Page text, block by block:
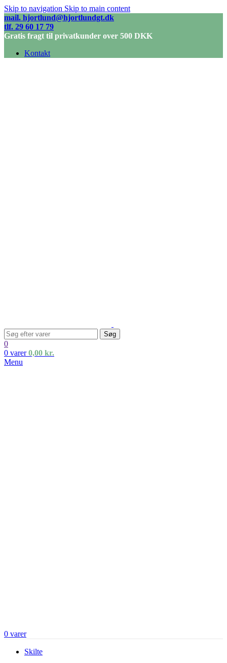
Skip to navigation Skip to main content
mail. hjortlund@hjortlundgt.dk
tlf. 29 60 17 79
Gratis fragt til privatkunder over 500 DKK
Kontakt
Søg
0
0 varer 0,00 kr.
Menu
0 varer
Skilte